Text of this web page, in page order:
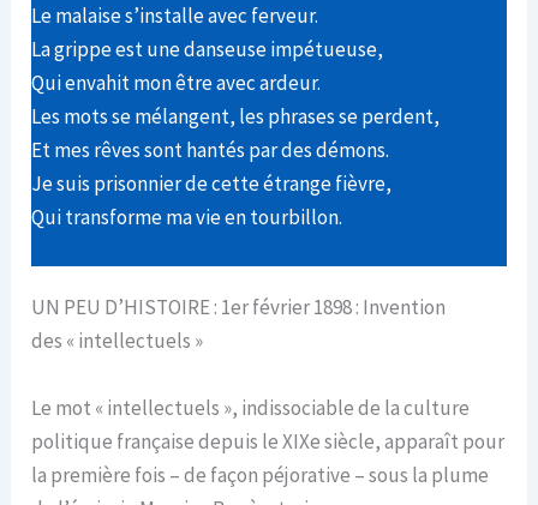
Le malaise s’installe avec ferveur.
La grippe est une danseuse impétueuse,
Qui envahit mon être avec ardeur.
Les mots se mélangent, les phrases se perdent,
Et mes rêves sont hantés par des démons.
Je suis prisonnier de cette étrange fièvre,
Qui transforme ma vie en tourbillon.
UN PEU D’HISTOIRE : 1er février 1898 : Invention
des « intellectuels »
Le mot « intellectuels », indissociable de la culture
politique française depuis le XIXe siècle, apparaît pour
la première fois – de façon péjorative – sous la plume